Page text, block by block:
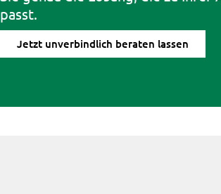
passt.
Jetzt unverbindlich beraten lassen